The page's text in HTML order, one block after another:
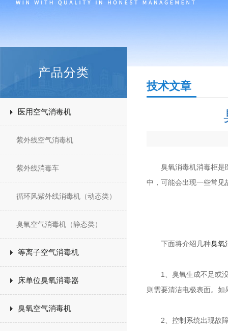
产品分类
医用空气消毒机
紫外线空气消毒机
紫外线消毒车
循环风紫外线消毒机（动态类）
臭氧空气消毒机（静态类）
等离子空气消毒机
床单位臭氧消毒器
臭氧空气消毒机
技术文章
臭氧消毒机消毒柜是医
中，可能会出现一些常见
下面将介绍几种臭氧
1、臭氧生成不足或没
则需要清洁电极表面。
2、控制系统出现故障